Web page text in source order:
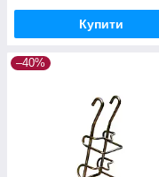
Купити
–40%